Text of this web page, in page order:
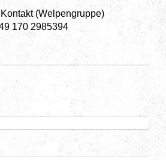
Kontakt (Welpengruppe)
170 2985394
App oder SMS)